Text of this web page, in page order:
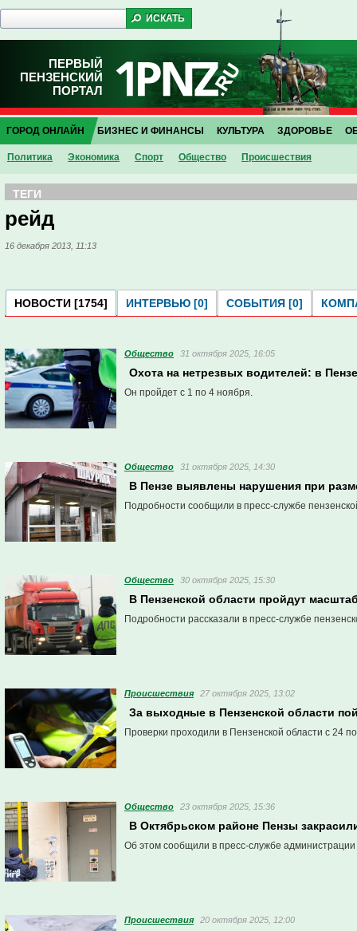
ПЕРВЫЙ
ПЕНЗЕНСКИЙ
ПОРТАЛ
ГОРОД ОНЛАЙН
Политика Экономика Спорт Общество Проиcшествия
БИЗНЕС И ФИНАНСЫ КУЛЬТУРА ЗДОРОВЬЕ
ТЕГИ
рейд
16 декабря 2013, 11:13
НОВОСТИ [1754] ИНТЕРВЬЮ [0] СОБЫТИЯ [0]
Общество 31 октября 2025, 16:05
Охота на нетрезвых водителей: в
Он пройдет с 1 по 4 ноября.
Общество 31 октября 2025, 14:30
В Пензе выявлены нарушения при
Подробности сообщили в пресс-службе
Общество 30 октября 2025, 15:30
В Пензенской области пройдут
Подробности рассказали в пресс-службе
Проиcшествия 27 октября 2025, 13:02
За выходные в Пензенской области
Проверки проходили в Пензенской области с 24
Общество 23 октября 2025, 15:36
В Октябрьском районе Пензы
Об этом сообщили в пресс-службе
Проиcшествия 20 октября 2025, 12:00